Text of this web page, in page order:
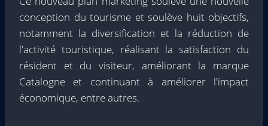
conception du tourisme et soulève huit objectifs,
notamment la diversification et la réduction de
l'activité touristique, réalisant la satisfaction du
résident et du visiteur, améliorant la marque
Catalogne et continuant à améliorer l'impact
économique, entre autres.